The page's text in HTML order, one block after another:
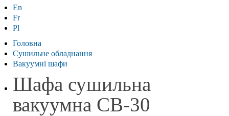
En
Fr
Pl
Головна
Сушильне обладнання
Вакуумні шафи
Шафа сушильна
вакуумна СВ-30